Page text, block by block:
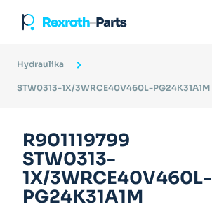
Hydraulika
STW0313-1X/3WRCE40V460L-PG24K31A1M
R901119799
STW0313-
1X/3WRCE40V460L-
PG24K31A1M